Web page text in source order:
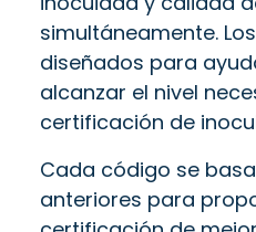
simultáneamente.
diseñados para
alcanzar el nivel
certificación de
Cada código se
anteriores para